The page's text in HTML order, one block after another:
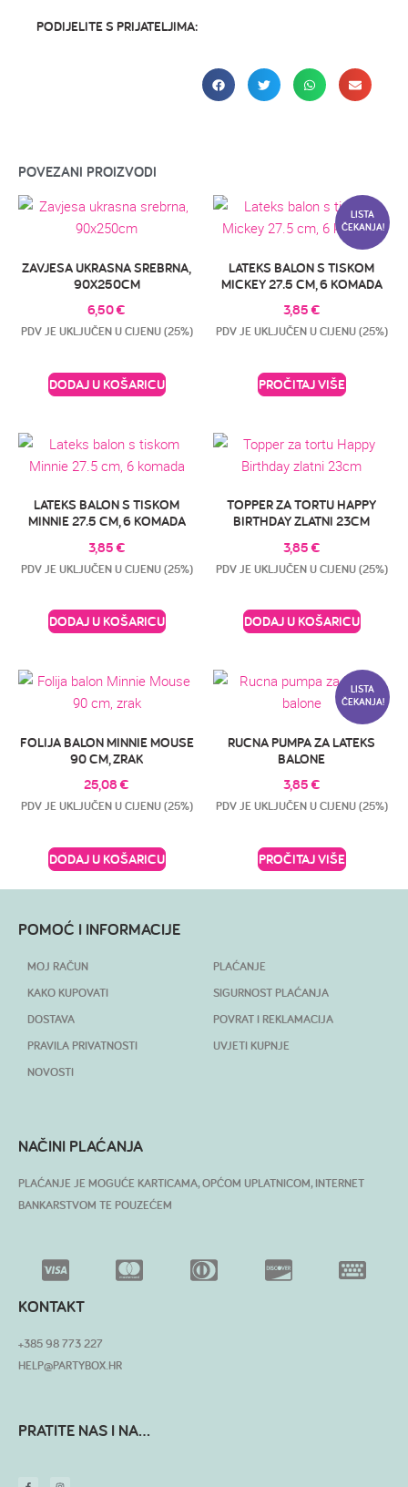
PODIJELITE S PRIJATELJIMA:
POVEZANI PROIZVODI
ZAVJESA UKRASNA SREBRNA,
90X250CM
6,50€
PDV JE UKLJUČEN U CIJENU (25%)
DODAJ U KOŠARICU
LISTA
ČEKANJA!
LATEKS BALON S TISKOM
MICKEY 27.5 CM, 6 KOMADA
3,85 €
PDV JE UKLJUČEN U CIJENU (25%)
PROČITAJ VIŠE
LATEKS BALON S TISKOM
MINNIE 27.5 CM, 6 KOMADA
3,85 €
PDV JE UKLJUČEN U CIJENU (25%)
DODAJ U KOŠARICU
TOPPER ZA TORTU HAPPY
BIRTHDAY ZLATNI 23CM
3,85 €
PDV JE UKLJUČEN U CIJENU (25%)
DODAJ U KOŠARICU
FOLIJA BALON MINNIE MOUSE
90 CM, ZRAK
25,08 €
PDV JE UKLJUČEN U CIJENU (25%)
DODAJ U KOŠARICU
LISTA
ČEKANJA!
RUCNA PUMPA ZA LATEKS
BALONE
3,85 €
PDV JE UKLJUČEN U CIJENU (25%)
PROČITAJ VIŠE
POMOĆ I INFORMACIJE
MOJ RAČUN
KAKO KUPOVATI
DOSTAVA
PRAVILA PRIVATNOSTI
NOVOSTI
PLAĆANJE
SIGURNOST PLAĆANJA
POVRAT I REKLAMACIJA
UVJETI KUPNJE
NAČINI PLAĆANJA
PLAĆANJE JE MOGUĆE KARTICAMA, OPĆOM UPLATNICOM, INTERNET
BANKARSTVOM TE POUZEĆEM
KONTAKT
+385 98 773 227
HELP@PARTYBOX.HR
PRATITE NAS I NA...